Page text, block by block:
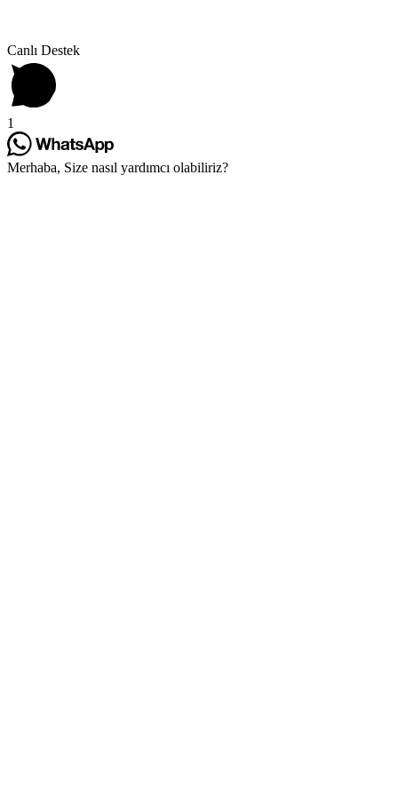
Canlı Destek
1
Merhaba, Size nasıl yardımcı olabiliriz?